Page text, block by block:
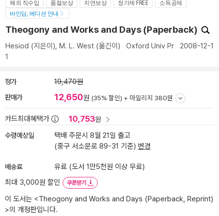
해외 직수입 품절보상 지연보상 정가제 FREE
소득공제
바인딩, 에디션 안내
Theogony and Works and Days (Paperback)
Hesiod (지은이), M. L. West (옮긴이) Oxford Univ Pr 2008-12-1
1
정가 19,470원
판매가 12,650원 (35% 할인) + 마일리지 380원
카드최대혜택가 10,753원
수령예상일
택배 주문시 8월 21일 출고
(중구 서소문로 89-31 기준) 변경
배송료
유료 (도서 1만5천원 이상 무료)
최대 3,000원 할인
쿠폰받기
이 도서는 <Theogony and Works and Days (Paperback, Reprint)
>의 개정판입니다.